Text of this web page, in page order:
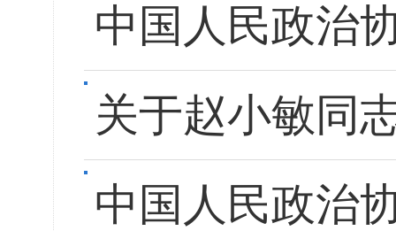
中国人民政治
关于赵小敏同
中国人民政治